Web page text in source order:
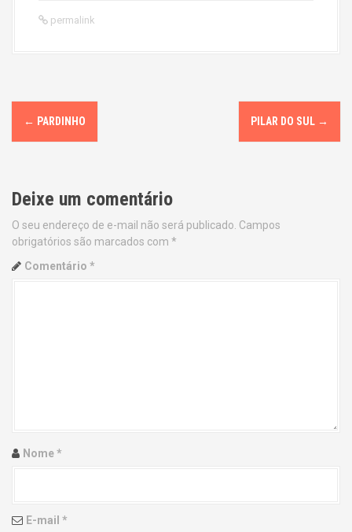
permalink
P
o
t
n
a
i
n
← PARDINHO PILAR DO SUL →
Deixe um comentário
O seu endereço de e-mail não será publicado. Campos
obrigatórios são marcados com *
Comentário *
Nome*
E-mail *